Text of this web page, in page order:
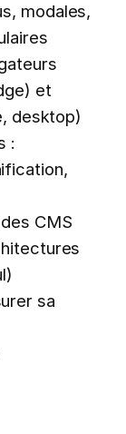
modales,
et
desktop)
:
CMS
sa